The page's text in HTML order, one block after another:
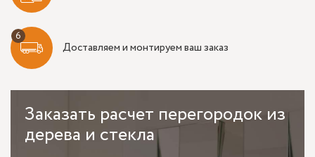
Доставляем и монтируем ваш заказ
Заказать расчет перегородок из
дерева и стекла